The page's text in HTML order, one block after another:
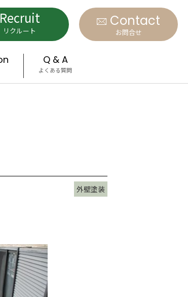
Recruit
リクルート
Contact
お問合せ
Q & A
よくある質問
外壁塗装